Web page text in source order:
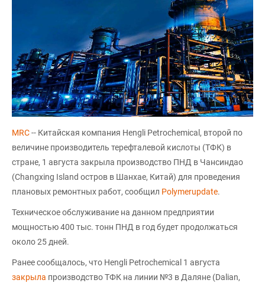
MRC-- Китайская компания Hengli Petrochemical, второй по
величине производитель терефталевой кислоты (ТФК) в
стране, 1 августа закрыла производство ПНД в Чансиндао
(Changxing Island остров в Шанхае, Китай) для проведения
плановых ремонтных работ, сообщил Polymerupdate.
Техническое обслуживание на данном предприятии
мощностью 400 тыс. тонн ПНД в год будет продолжаться
около 25 дней.
Ранее сообщалось, что Hengli Petrochemical 1 августа
закрыла производство ТФК на линии №3 в Даляне (Dalian,